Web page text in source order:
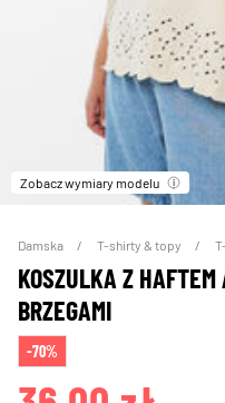
Zobacz wymiary modelu
Damska T-shirty & topy
KOSZULKA Z
BRZEGAMI
-70%